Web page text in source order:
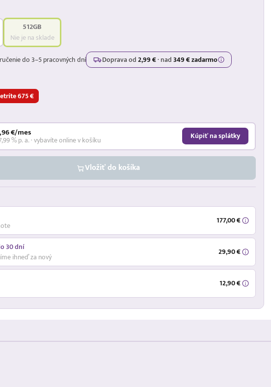
512GB
Nie je na sklade
do 3–5 pracovných dní Doprava od2,99 €·nad349 € zadarmo
675 €
€/mes
% p. a. · vybavíte online v košíku Kúpiť na splátky
Vložiť do košíka
177,00 €
30 dní
ihneď za nový
29,90 €
12,90 €